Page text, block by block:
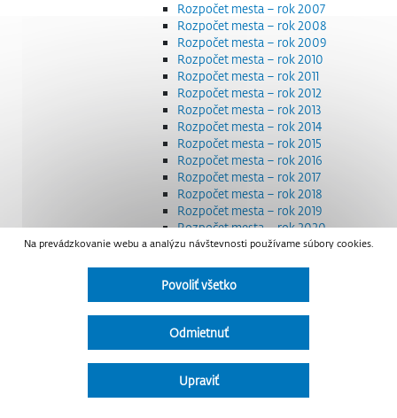
Rozpočet mesta – rok 2007
Rozpočet mesta – rok 2008
Rozpočet mesta – rok 2009
Rozpočet mesta – rok 2010
Rozpočet mesta – rok 2011
Rozpočet mesta – rok 2012
Rozpočet mesta – rok 2013
Rozpočet mesta – rok 2014
Rozpočet mesta – rok 2015
Rozpočet mesta – rok 2016
Rozpočet mesta – rok 2017
Rozpočet mesta – rok 2018
Rozpočet mesta – rok 2019
Rozpočet mesta – rok 2020
Rozpočet mesta – rok 2021
Rozpočet mesta – rok 2023
Rozpočet mesta – rok 2024
Rozpočet mesta – rok 2026
Strategické dokumenty
Transparentnosť a výdavky na štátnu reklamu
Úradná tabuľa
Na prevádzkovanie webu a analýzu návštevnosti používame súbory cookies.
Povoliť všetko
Odmietnuť
Upraviť